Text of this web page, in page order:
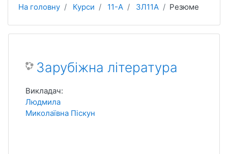
На головну Курси 11-А ЗЛ11А Резюме
Зарубіжна література
Викладач:
Людмила
Миколаївна Піскун